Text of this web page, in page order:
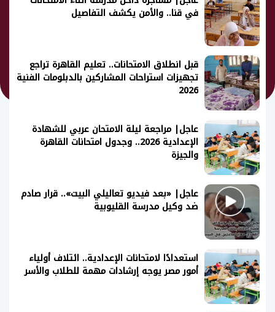
في قنا.. والأمن يكشف التفاصيل
قبل انطلاق الامتحانات.. تعليم القاهرة تراجع
تجهيزات استراحات المشاركين بالدبلومات الفنية
2026
عاجل| مراجعة ليلة الامتحان عربي للشهادة
الإعدادية 2026.. وجدول امتحانات القاهرة
والجيزة
عاجل| «بعد فيديو تعاليلي البيت».. قرار صادم
ضد وكيل مدرسة القليوبية
استعدادًا لامتحانات الإعدادية.. ائتلاف أولياء
أمور مصر يوجه إرشادات مهمة للطلاب والأسر